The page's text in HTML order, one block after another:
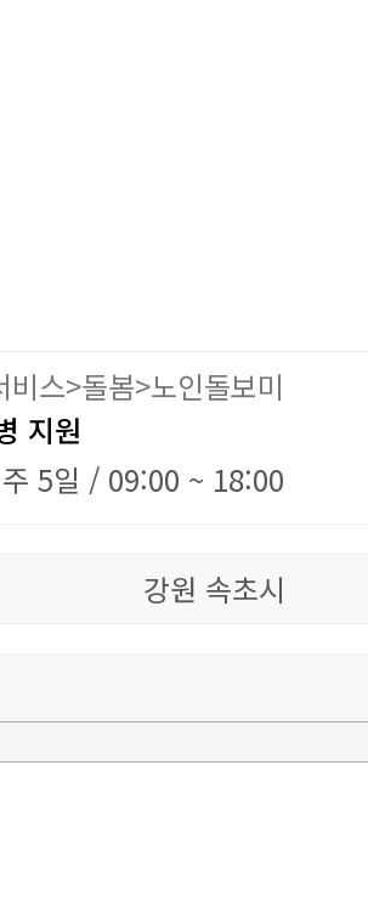
비스>돌봄>노인돌보미
지원
5일 / 09:00 ~ 18:00
강원 속초시